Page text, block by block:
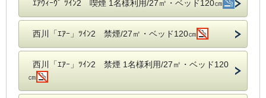
ｴｱｳｨｰｳﾞ ﾂｲﾝ2 喫煙 1名様利用/27㎡・ベッド120㎝
西川「ｴｱｰ」ﾂｲﾝ2 禁煙/27㎡・ベッド120㎝
西川「ｴｱｰ」ﾂｲﾝ2 禁煙 1名様利用/27㎡・ベッド120
㎝